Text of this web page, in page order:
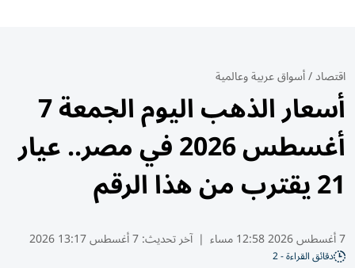
اقتصاد/أسواق عربية وعالمية
أسعار الذهب اليوم الجمعة 7
أغسطس 2026 في مصر.. عيار
21 يقترب من هذا الرقم
7 أغسطس 2026 12:58 مساء | آخر تحديث:7 أغسطس 13:17 2026
دقائق القراءة - 2